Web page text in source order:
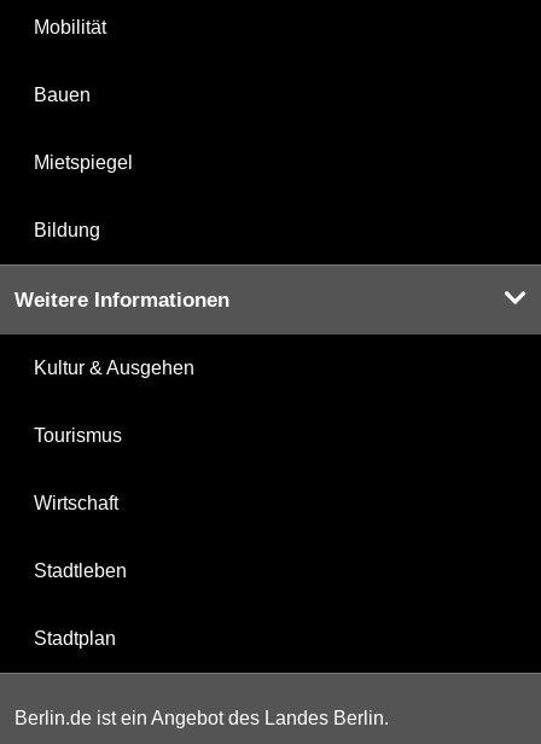
Mobilität
Bauen
Mietspiegel
Bildung
Weitere Informationen
Kultur & Ausgehen
Tourismus
Wirtschaft
Stadtleben
Stadtplan
Berlin.de ist ein Angebot des Landes Berlin.